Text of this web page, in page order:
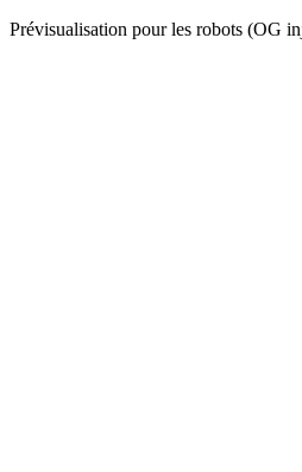
Prévisualisation pour les robots (OG